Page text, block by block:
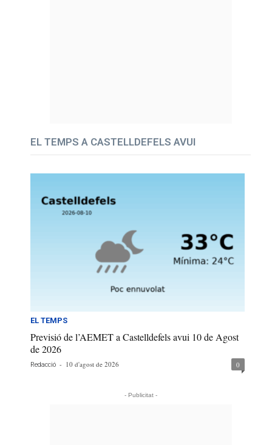
EL TEMPS A CASTELLDEFELS AVUI
EL TEMPS
Previsió de l’AEMET a Castelldefels avui 10 de Agost
de 2026
Redacció - 10 d'agost de 2026 0
- Publicitat -